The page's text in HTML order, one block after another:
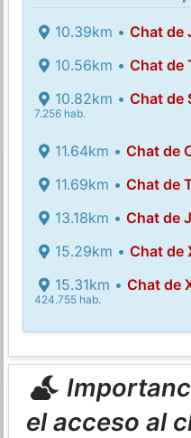
10.39km • Chat de
10.56km • Chat de
10.82km • Chat de
7.256 hab.
11.64km • Chat de
11.69km • Chat de
13.18km • Chat de
15.29km • Chat de
15.31km • Chat de
424.755 hab.
el acceso al